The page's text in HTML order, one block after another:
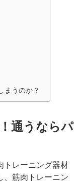
まうのか？
通うならパ
トレーニング器材
、筋肉トレーニン